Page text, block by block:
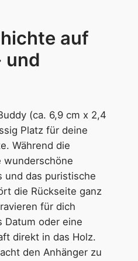
auf
und
(ca. 6,9 cm x 2,4
Platz für deine
Während die
wunderschöne
und das puristische
die Rückseite ganz
für dich
Datum oder eine
direkt in das Holz.
den Anhänger zu